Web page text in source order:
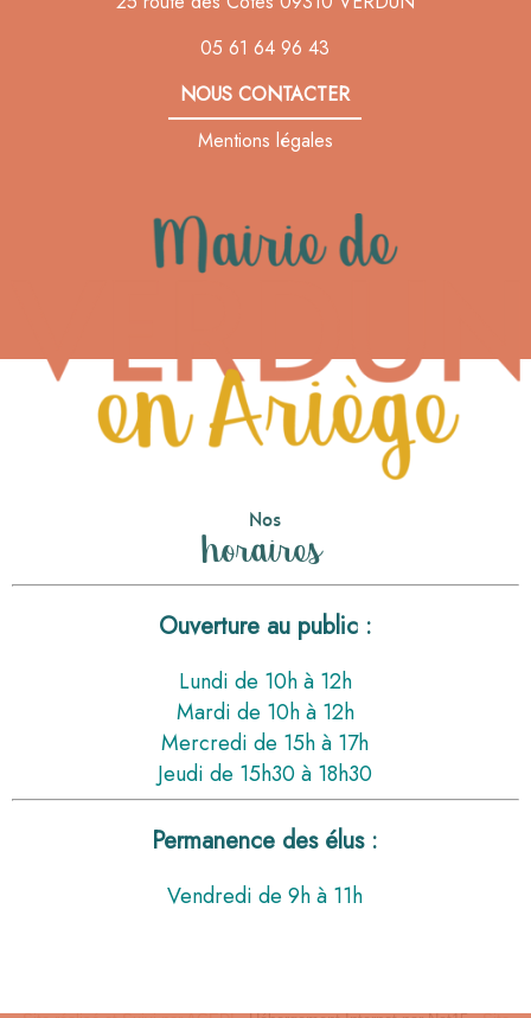
05 61 64 96 43
NOUS CONTACTER
Mentions légales
Nos
horaires
Ouverture au public :
Lundi de 10h à 12h
Mardi de 10h à 12h
Mercredi de 15h à 17h
Jeudi de 15h30 à 18h30
Permanence des élus :
Vendredi de 9h à 11h